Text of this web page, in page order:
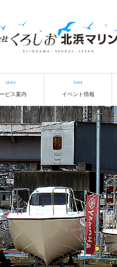
Service
ビス案内
Event
イベント情報